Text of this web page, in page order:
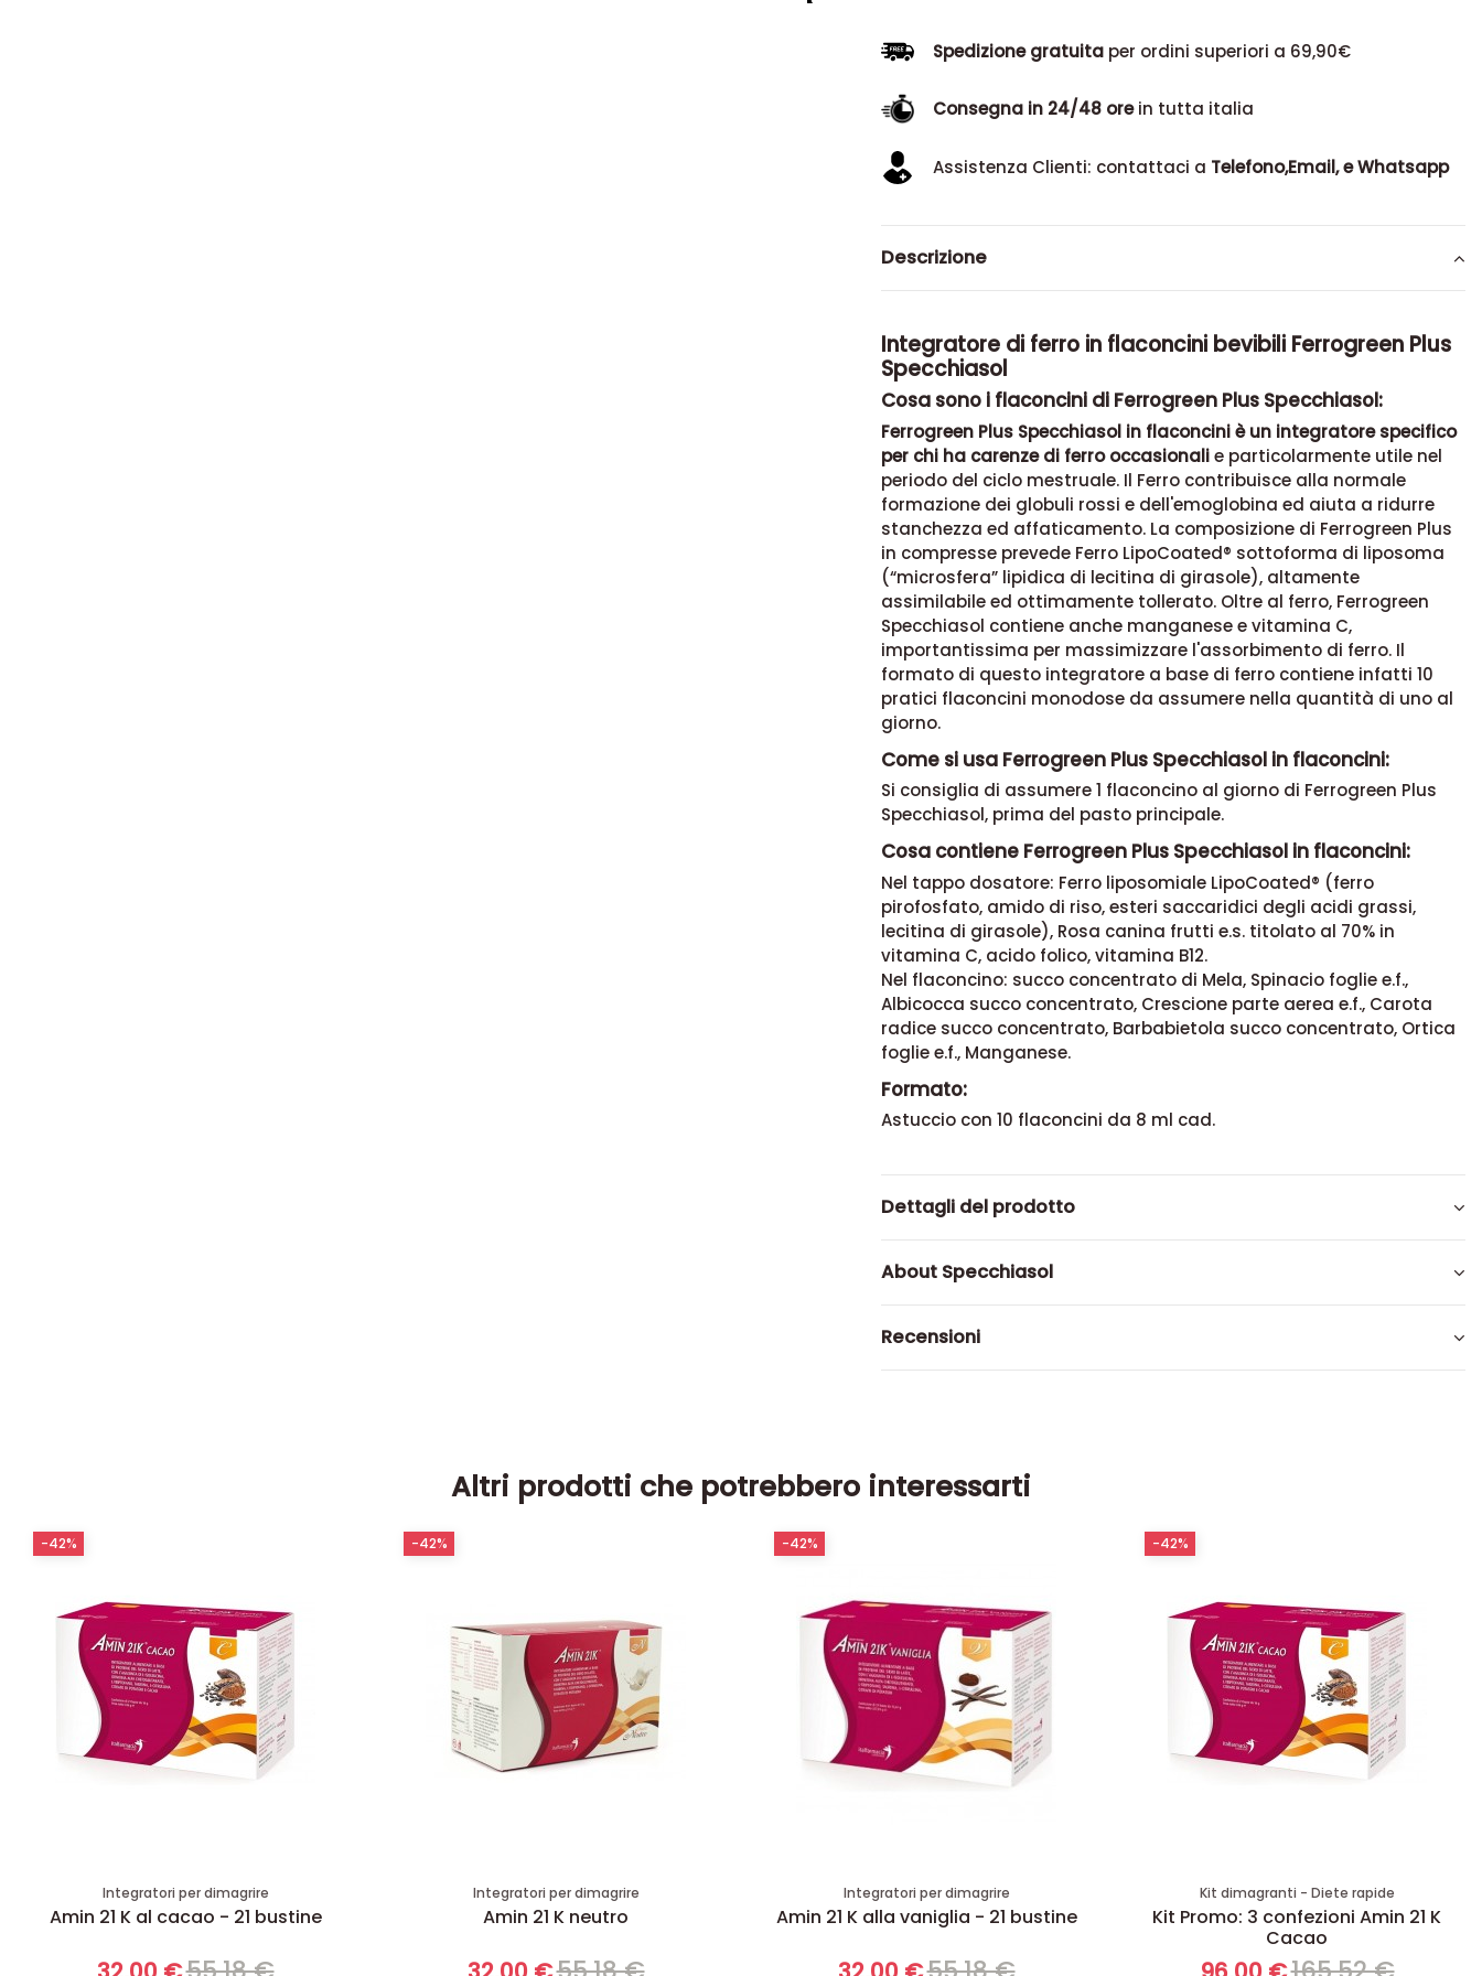
Spedizione gratuitaper ordini superiori a 69,90€
Consegna in 24/48 orein tutta italia
Assistenza Clienti: contattaci a Telefono,Email, e Whatsapp
Descrizione
Integratore di ferro in flaconcini bevibili Ferrogreen Plus
Specchiasol
Cosa sono i flaconcini di Ferrogreen Plus Specchiasol:
Ferrogreen Plus Specchiasol in flaconcini è un integratore specifico
per chi ha carenze di ferro occasionalie particolarmente utile nel
periodo del ciclo mestruale. Il Ferro contribuisce alla normale
formazione dei globuli rossi e dell'emoglobina ed aiuta a ridurre
stanchezza ed affaticamento. La composizione di Ferrogreen Plus
in compresse prevede Ferro LipoCoated® sottoforma di liposoma
(“microsfera” lipidica di lecitina di girasole), altamente
assimilabile ed ottimamente tollerato. Oltre al ferro, Ferrogreen
Specchiasol contiene anche manganese e vitamina C,
importantissima per massimizzare l'assorbimento di ferro. Il
formato di questo integratore a base di ferro contiene infatti 10
pratici flaconcini monodose da assumere nella quantità di uno al
giorno.
Come si usa Ferrogreen Plus Specchiasol in flaconcini:
Si consiglia di assumere 1 flaconcino al giorno di Ferrogreen Plus
Specchiasol, prima del pasto principale.
Cosa contiene Ferrogreen Plus Specchiasol in flaconcini:
Nel tappo dosatore: Ferro liposomiale LipoCoated® (ferro
pirofosfato, amido di riso, esteri saccaridici degli acidi grassi,
lecitina di girasole), Rosa canina frutti e.s. titolato al 70% in
vitamina C, acido folico, vitamina B12.
Nel flaconcino: succo concentrato di Mela, Spinacio foglie e.f.,
Albicocca succo concentrato, Crescione parte aerea e.f., Carota
radice succo concentrato, Barbabietola succo concentrato, Ortica
foglie e.f., Manganese.
Formato:
Astuccio con 10 flaconcini da 8 ml cad.
Dettagli del prodotto
About Specchiasol
Recensioni
Altri prodotti che potrebbero interessarti
Integratori per dimagrire
Amin 21 K al cacao - 21 bustine
-42%
Integratori per dimagrire
Amin 21 K neutro
-42%
Integratori per dimagrire
Amin 21 K alla vaniglia - 21 bustine
-42%
Kit dimagranti - Diete rapide
Kit Promo: 3 confezioni Amin 21 K
Cacao
-42%